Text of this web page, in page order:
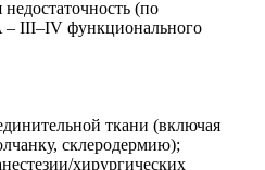
недостаточность (по
III–IV функционального
ткани (включая
склеродермию);
хирургических